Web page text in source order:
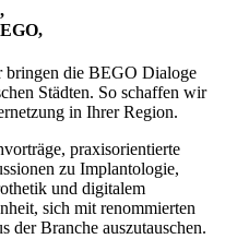
bringen die BEGO Dialoge
Städten. So schaffen wir
in Ihrer Region.
praxisorientierte
zu Implantologie,
und digitalem
sich mit renommierten
der Branche auszutauschen.